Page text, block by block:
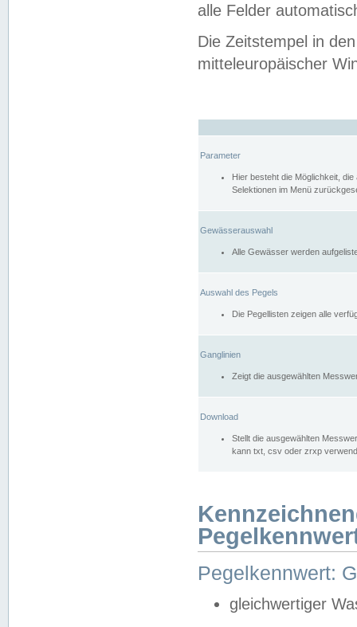
alle Felder
Die Zeitstempel in
mitteleuropäischer
Parameter
Hier besteht die Möglichkeit,
Selektionen im Menü
Gewässerauswahl
Alle Gewässer werden
Auswahl des Pegels
Die Pegellisten zeigen alle
Ganglinien
Zeigt die ausgewählten
Download
Stellt die ausgewählten
kann txt, csv oder zrxp
Pegelkennwert:
gleichwertiger